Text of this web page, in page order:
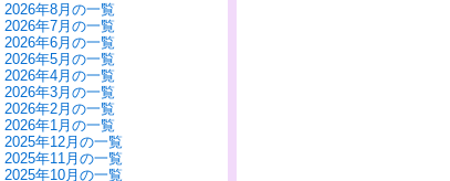
2026年8月の一覧
2026年7月の一覧
2026年6月の一覧
2026年5月の一覧
2026年4月の一覧
2026年3月の一覧
2026年2月の一覧
2026年1月の一覧
2025年12月の一覧
2025年11月の一覧
2025年10月の一覧